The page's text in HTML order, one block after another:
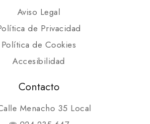
Aviso Legal
de Privacidad
Política de Cookies
Accesibilidad
Contacto
Menacho 35 Local